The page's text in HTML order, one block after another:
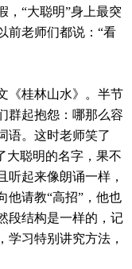
，“大聪明”身上最突
前老师们都说：“看
《桂林山水》。半节
群起抱怨：哪那么容
语。这时老师笑了
大聪明的名字，果不
听起来像朗诵一样，
他请教“高招”，他也
段结构是一样的，记
学习特别讲究方法，